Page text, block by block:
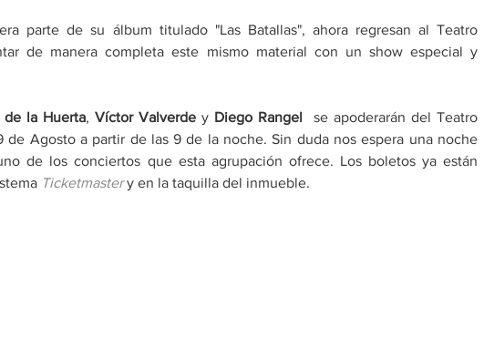
parte de su álbum titulado "Las Batallas", ahora regresan al Teatro
de manera completa este mismo material con un show especial y
de la Huerta, Víctor Valverde y Diego Rangel
  se apoderarán del Teatro
de Agosto a partir de las 9 de la noche. Sin duda nos espera una noche
de los conciertos que esta agrupación ofrece. Los boletos ya están
Ticketmaster y en la taquilla del inmueble.